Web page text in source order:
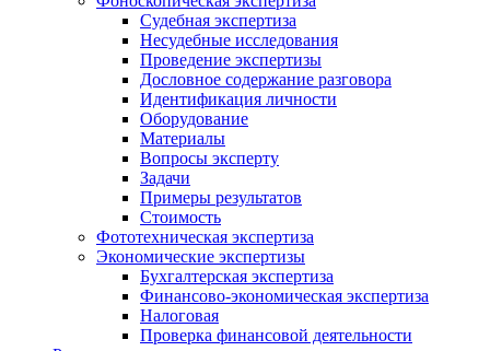
Судебная экспертиза
Несудебные исследования
Проведение экспертизы
Дословное содержание разговора
Идентификация личности
Оборудование
Материалы
Вопросы эксперту
Задачи
Примеры результатов
Стоимость
Фототехническая экспертиза
Экономические экспертизы
Бухгалтерская экспертиза
Финансово-экономическая экспертиза
Налоговая
Проверка финансовой деятельности